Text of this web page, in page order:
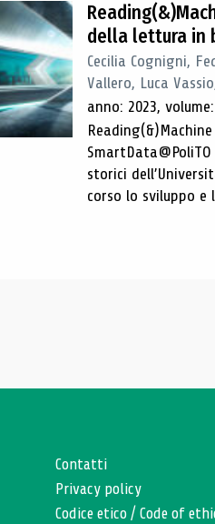
della lettura in
Cecilia Cognigni,
Vallero, Luca
anno: 2023,
storici
corso lo sviluppo
Contatti
Privacy policy
Codice etico /Code of